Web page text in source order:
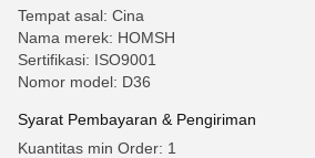
Tempat asal: Cina
Nama merek: HOMSH
Sertifikasi: ISO9001
Nomor model: D36
Syarat Pembayaran & Pengiriman
Kuantitas min Order: 1